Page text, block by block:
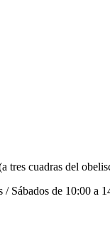
tres cuadras del
Sábados de 10:00 a